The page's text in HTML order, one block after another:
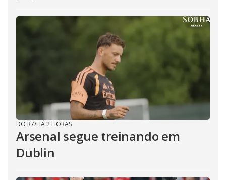
DO R7/HÁ 2 HORAS
Arsenal segue treinando em
Dublin